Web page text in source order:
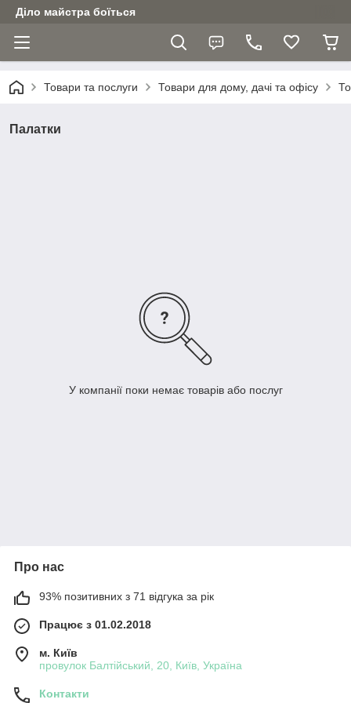
Діло майстра боїться
Товари та послуги Товари для дому, дачі та офісу
Палатки
У компанії поки немає товарів або послуг
Про нас
93% позитивних з 71 відгука за рік
Працює з 01.02.2018
м. Київ
провулок Балтійський, 20, Київ, Україна
Контакти